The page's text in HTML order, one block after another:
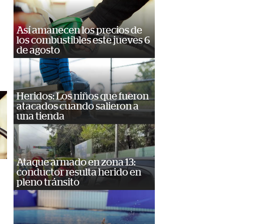
Así amanecen los precios de
los combustibles este jueves 6
de agosto
Heridos: Los niños que fueron
atacados cuando salieron a
una tienda
Ataque armado en zona 13:
conductor resulta herido en
pleno tránsito